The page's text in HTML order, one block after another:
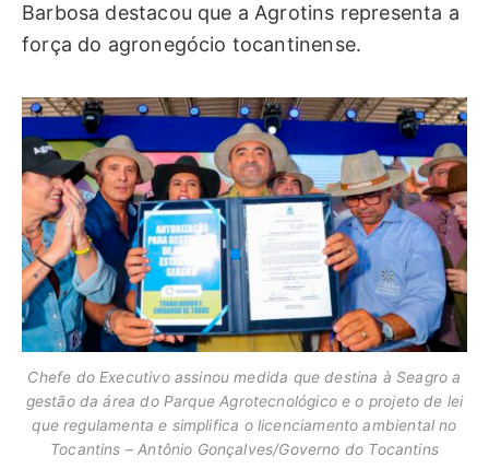
Barbosa destacou que a Agrotins representa a
força do agronegócio tocantinense.
Chefe do Executivo assinou medida que destina à Seagro a
gestão da área do Parque Agrotecnológico e o projeto de lei
que regulamenta e simplifica o licenciamento ambiental no
Tocantins – Antônio Gonçalves/Governo do Tocantins